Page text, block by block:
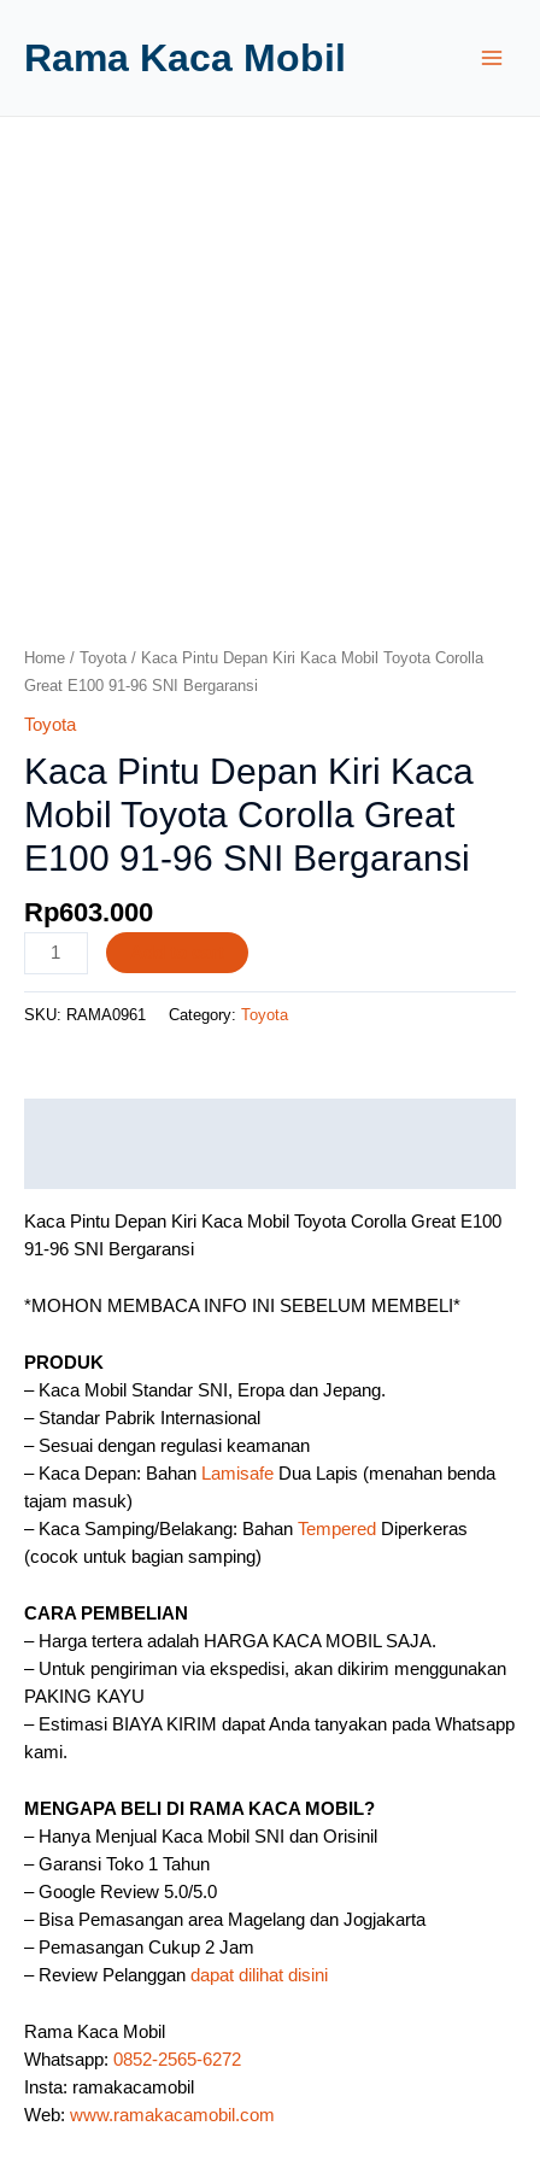
Rama Kaca Mobil
Home / Toyota / Kaca Pintu Depan Kiri Kaca Mobil Toyota Corolla
Great E100 91-96 SNI Bergaransi
Toyota
Kaca Pintu Depan Kiri Kaca
Mobil Toyota Corolla Great
E100 91-96 SNI Bergaransi
Rp603.000
SKU: RAMA0961 Category: Toyota
Kaca Pintu Depan Kiri Kaca Mobil Toyota Corolla Great E100
91-96 SNI Bergaransi
*MOHON MEMBACA INFO INI SEBELUM MEMBELI*
PRODUK
– Kaca Mobil Standar SNI, Eropa dan Jepang.
– Standar Pabrik Internasional
– Sesuai dengan regulasi keamanan
– Kaca Depan: Bahan Lamisafe Dua Lapis (menahan benda
tajam masuk)
– Kaca Samping/Belakang: Bahan Tempered Diperkeras
(cocok untuk bagian samping)
CARA PEMBELIAN
– Harga tertera adalah HARGA KACA MOBIL SAJA.
– Untuk pengiriman via ekspedisi, akan dikirim menggunakan
PAKING KAYU
– Estimasi BIAYA KIRIM dapat Anda tanyakan pada Whatsapp
kami.
MENGAPA BELI DI RAMA KACA MOBIL?
– Hanya Menjual Kaca Mobil SNI dan Orisinil
– Garansi Toko 1 Tahun
– Google Review 5.0/5.0
– Bisa Pemasangan area Magelang dan Jogjakarta
– Pemasangan Cukup 2 Jam
– Review Pelanggan dapat dilihat disini
Rama Kaca Mobil
Whatsapp: 0852-2565-6272
Insta: ramakacamobil
Web: www.ramakacamobil.com